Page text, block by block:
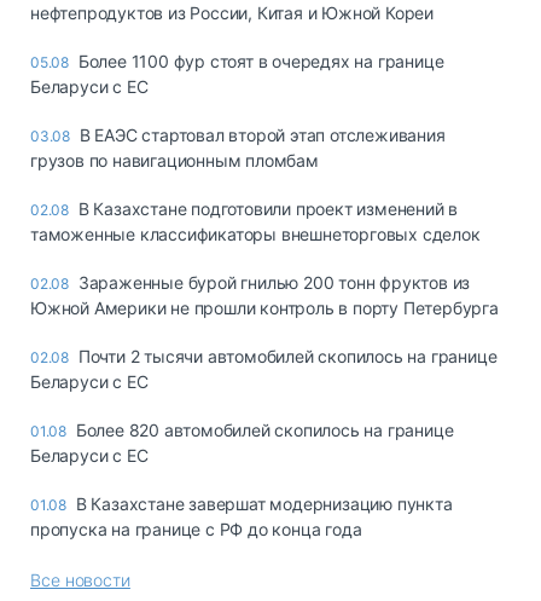
нефтепродуктов из России, Китая и Южной Кореи
05.08 Более 1100 фур стоят в очередях на границе
Беларуси с ЕС
03.08 В ЕАЭС стартовал второй этап отслеживания
грузов по навигационным пломбам
02.08 В Казахстане подготовили проект изменений в
таможенные классификаторы внешнеторговых сделок
02.08 Зараженные бурой гнилью 200 тонн фруктов из
Южной Америки не прошли контроль в порту Петербурга
02.08 Почти 2 тысячи автомобилей скопилось на границе
Беларуси с ЕС
01.08 Более 820 автомобилей скопилось на границе
Беларуси с ЕС
01.08 В Казахстане завершат модернизацию пункта
пропуска на границе с РФ до конца года
Все новости